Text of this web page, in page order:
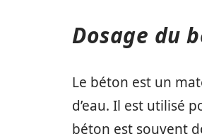
Dosage du
Le béton est un
d’eau. Il est utilisé
béton est souvent